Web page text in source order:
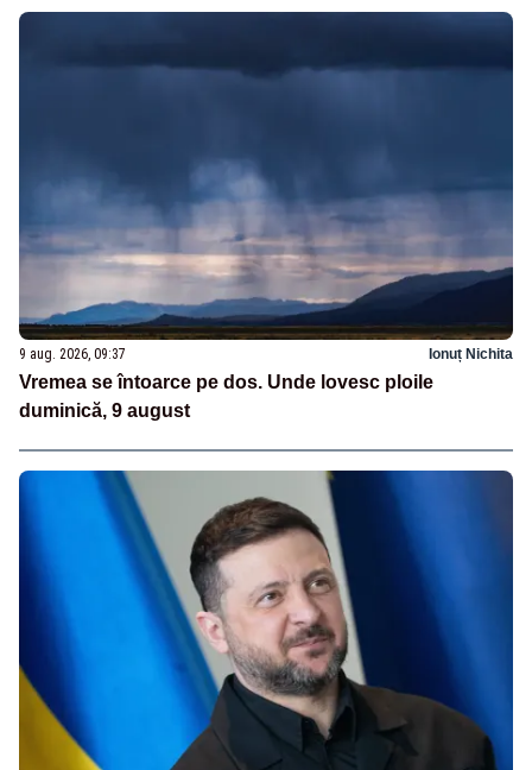
9 aug. 2026, 09:37 Ionuț Nichita
Vremea se întoarce pe dos. Unde lovesc ploile
duminică, 9 august